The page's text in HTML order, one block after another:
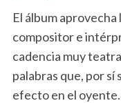
El álbum
compositor e
cadencia muy
palabras que, por sí
efecto en el